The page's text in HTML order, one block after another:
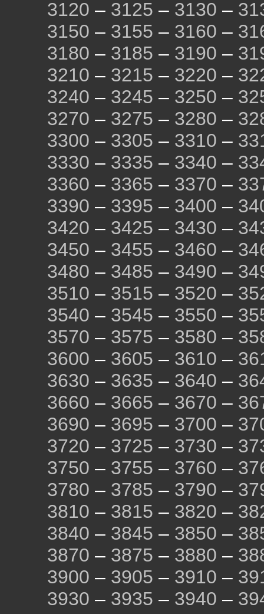
3120 – 3125 – 3130 –
3150 – 3155 – 3160 –
3180 – 3185 – 3190 –
3210 – 3215 – 3220 –
3240 – 3245 – 3250 –
3270 – 3275 – 3280 –
3300 – 3305 – 3310 –
3330 – 3335 – 3340 –
3360 – 3365 – 3370 –
3390 – 3395 – 3400 –
3420 – 3425 – 3430 –
3450 – 3455 – 3460 –
3480 – 3485 – 3490 –
3510 – 3515 – 3520 –
3540 – 3545 – 3550 –
3570 – 3575 – 3580 –
3600 – 3605 – 3610 –
3630 – 3635 – 3640 –
3660 – 3665 – 3670 –
3690 – 3695 – 3700 –
3720 – 3725 – 3730 –
3750 – 3755 – 3760 –
3780 – 3785 – 3790 –
3810 – 3815 – 3820 –
3840 – 3845 – 3850 –
3870 – 3875 – 3880 –
3900 – 3905 – 3910 –
3930 – 3935 – 3940 –